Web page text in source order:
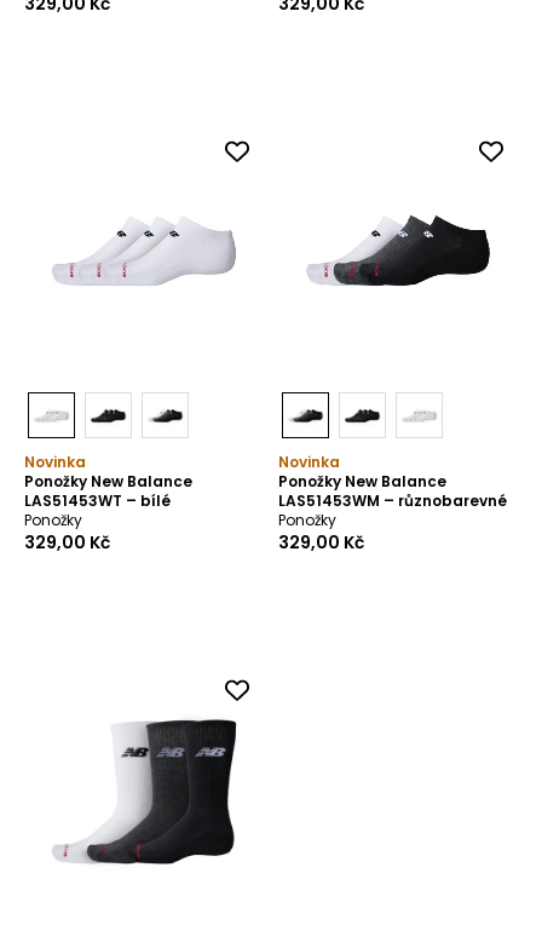
Novinka
Ponožky New Balance
LAS51453WT – bílé
Ponožky
329,00 Kč
Novinka
Ponožky New Balance
LAS51453WM – různobarevné
Ponožky
329,00 Kč